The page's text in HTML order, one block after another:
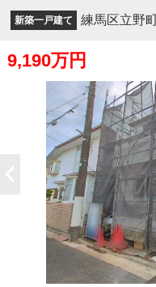
新築一戸建て 練馬区立野
9,190万円